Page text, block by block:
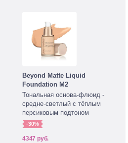
Beyond Matte Liquid
Foundation M2
Тональная основа-флюид -
средне-светлый с тёплым
персиковым подтоном
-30%
4347 руб.